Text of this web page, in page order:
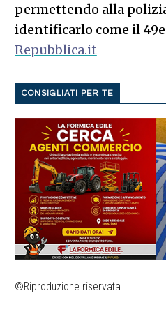
permettendo alla
identificarlo come il
Repubblica.it
CONSIGLIATI PER TE
©Riproduzione riservata